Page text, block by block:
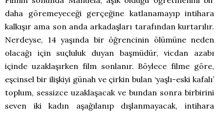
daha göremeyeceği gerçeğine katlanamayıp intihara
kalkışır ama son anda arkadaşları tarafından kurtarılır.
Nerdeyse, 14 yaşında bir öğrencinin ölümüne neden
olacağı için suçluluk duyan başmüdür, vicdan azabı
içinde uzaklaşırken film sonlanır. Böylece filme göre,
eşcinsel bir ilişkiyi günah ve çirkin bulan ‘yaşlı-eski kafalı’
toplum, sessizce uzaklaşacak ve bundan sonra birbirini
seven iki kadın aşağılanıp dışlanmayacak, intihara